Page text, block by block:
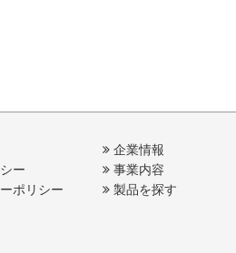
ー
ポリシー
企業情報
事業内容
製品を探す